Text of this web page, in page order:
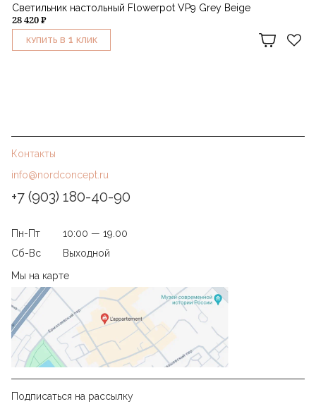
Светильник настольный Flowerpot VP9 Grey Beige
28 420 ₽
КУПИТЬ В 1 КЛИК
Контакты
info@nordconcept.ru
+7 (903) 180-40-90
Пн-Пт
10:00 — 19.00
Сб-Вс
Выходной
Мы на карте
Подписаться на рассылку